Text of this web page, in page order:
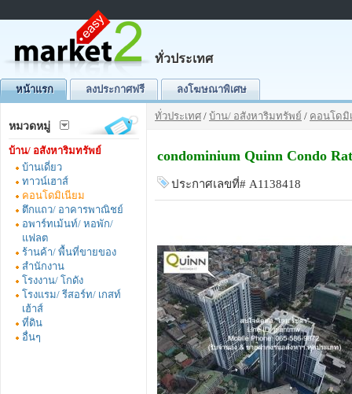
ทั่วประเทศ
หน้าแรก ลงประกาศฟรี ลงโฆษณาพิเศษ
หมวดหมู่
บ้าน/ อสังหาริมทรัพย์
บ้านเดี่ยว
ทาวน์เฮาส์
คอนโดมิเนียม
ตึกแถว/ อาคารพาณิชย์
อพาร์ทเม้นท์/ หอพัก/
แฟลต
ร้านค้า/ พื้นที่ขายของ
สำนักงาน
โรงงาน/ โกดัง
โรงแรม/ รีสอร์ท/ เกสท์
เฮ้าส์
ที่ดิน
อื่นๆ
ทั่วประเทศ / บ้าน/ อสังหาริมทรัพย์ / คอนโดมิ
condominium Quinn Condo
ประกาศเลขที่# A1138418